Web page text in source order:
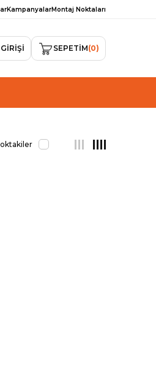
KampanyalarMontaj Noktaları
SEPETIM 0